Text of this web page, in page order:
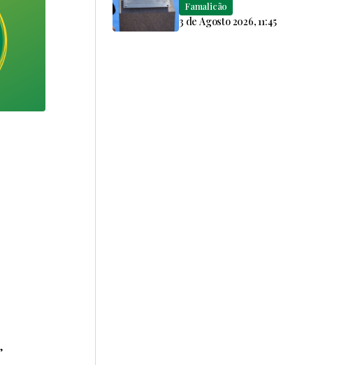
Famalicão
3 de Agosto 2026, 11:45